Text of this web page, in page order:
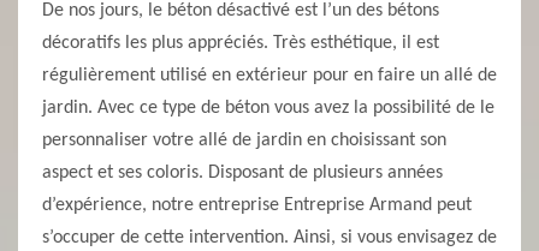
De nos jours, le béton désactivé est l’un des bétons
décoratifs les plus appréciés. Très esthétique, il est
régulièrement utilisé en extérieur pour en faire un allé de
jardin. Avec ce type de béton vous avez la possibilité de le
personnaliser votre allé de jardin en choisissant son
aspect et ses coloris. Disposant de plusieurs années
d’expérience, notre entreprise Entreprise Armand peut
s’occuper de cette intervention. Ainsi, si vous envisagez de